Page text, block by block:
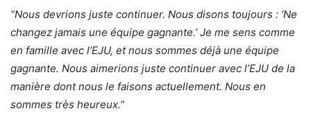
“Nous devrions juste continuer. Nous disons toujours : ‘Ne
changez jamais une équipe gagnante.’ Je me sens comme
en famille avec l’EJU, et nous sommes déjà une équipe
gagnante. Nous aimerions juste continuer avec l’EJU de la
manière dont nous le faisons actuellement. Nous en
sommes très heureux.”